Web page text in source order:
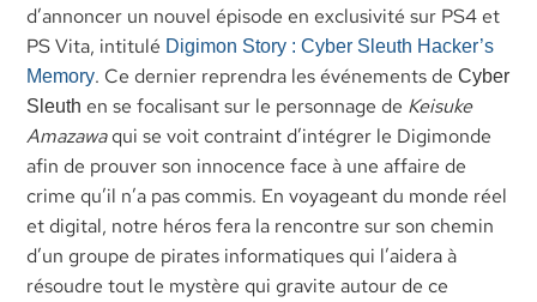
d’annoncer un nouvel épisode en exclusivité sur PS4 et
PS Vita, intitulé Digimon Story : Cyber Sleuth Hacker’s
Memory. Ce dernier reprendra les événements deCyber
Sleuth en se focalisant sur le personnage de Keisuke
Amazawaqui se voit contraint d’intégrer le Digimonde
afin de prouver son innocence face à une affaire de
crime qu’il n’a pas commis. En voyageant du monde réel
et digital, notre héros fera la rencontre sur son chemin
d’un groupe de pirates informatiques qui l’aidera à
résoudre tout le mystère qui gravite autour de ce